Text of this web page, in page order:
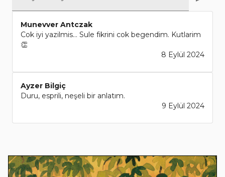
Munevver Antczak
Cok iyi yazilmis… Sule fikrini cok begendim. Kutlarim
👏
8 Eylül 2024
Ayzer Bilgiç
Duru, esprili, neşeli bir anlatım.
9 Eylül 2024